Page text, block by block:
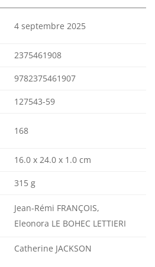
4 septembre 2025
2375461908
9782375461907
127543-59
168
16.0 x 24.0 x 1.0 cm
315 g
Jean-Rémi FRANÇOIS,
Eleonora LE BOHEC LETTIERI
Catherine JACKSON